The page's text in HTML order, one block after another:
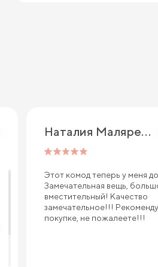
Наталия Маляренко
Этот комод теперь у меня
Замечательная вещь,
вместительный! Качество
замечательное!!!
покупке, не пожалеете!!!